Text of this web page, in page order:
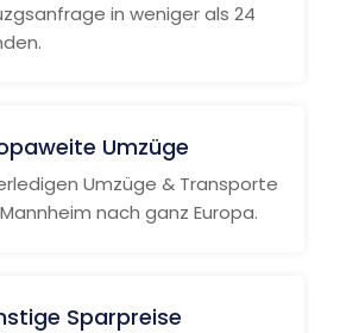
in weniger als 24
Umzüge
Umzüge & Transporte
nach ganz Europa.
Sparpreise